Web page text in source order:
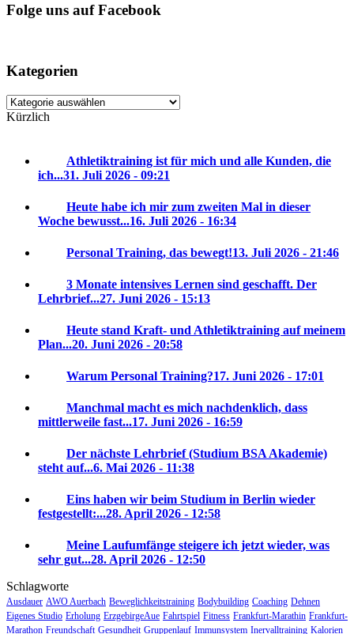
Folge uns auf Facebook
Kategorien
Kategorien
Kürzlich
Athletiktraining ist für mich und alle Kunden, die
ich...31. Juli 2026 - 09:21
Heute habe ich mir zum zweiten Mal in dieser
Woche bewusst...16. Juli 2026 - 16:34
Personal Training, das bewegt!13. Juli 2026 - 21:46
3 Monate intensives Lernen sind geschafft. Der
Lehrbrief...27. Juni 2026 - 15:13
Heute stand Kraft- und Athletiktraining auf meinem
Plan...20. Juni 2026 - 20:58
Warum Personal Training?17. Juni 2026 - 17:01
Manchmal macht es mich nachdenklich, dass
mittlerweile fast...17. Juni 2026 - 16:59
Der nächste Lehrbrief (Studium BSA Akademie)
steht auf...6. Mai 2026 - 11:38
Eins haben wir beim Studium in Berlin wieder
festgestellt:...28. April 2026 - 12:58
Meine Laufumfänge steigere ich jetzt wieder, was
sehr gut...28. April 2026 - 12:50
Schlagworte
Ausdauer AWO Auerbach Beweglichkeitstraining Bodybuilding Coaching Dehnen
Eigenes Studio Erholung ErzgebirgeAue Fahrtspiel Fitness Frankfurt-Marathin Frankfurt-
Marathon Freundschaft Gesundheit Gruppenlauf Immunsystem Inervalltraining Kalorien